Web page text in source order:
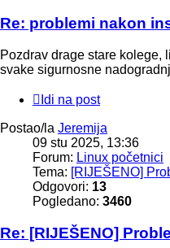
Re: problemi nakon
Pozdrav drage stare kolege,
svake sigurnosne
Idi na post
Postao/la Jeremija
09 stu 2025, 13:36
Forum: Linux početnici
Tema: [RIJEŠENO]
Odgovori: 13
Pogledano: 3460
Re: [RIJEŠENO]